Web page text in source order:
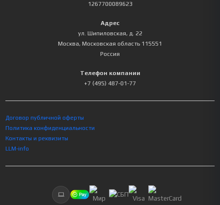
1267700089623
Адрес
ул. Шипиловская, д. 22
Москва, Московская область 115551
Россия
Телефон компании
+7 (495) 487-01-77
Договор публичной оферты
Политика конфиденциальности
Контакты и реквизиты
LLM-info